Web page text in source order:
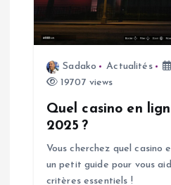
Sadako Actualités
19707 views
Quel casino en
2025 ?
Vous cherchez quel casino
un petit guide pour vous
critères essentiels !